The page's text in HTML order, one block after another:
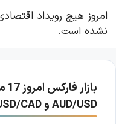
امروز هیچ رویداد
نشده است.
AUD/USD و USD/CAD